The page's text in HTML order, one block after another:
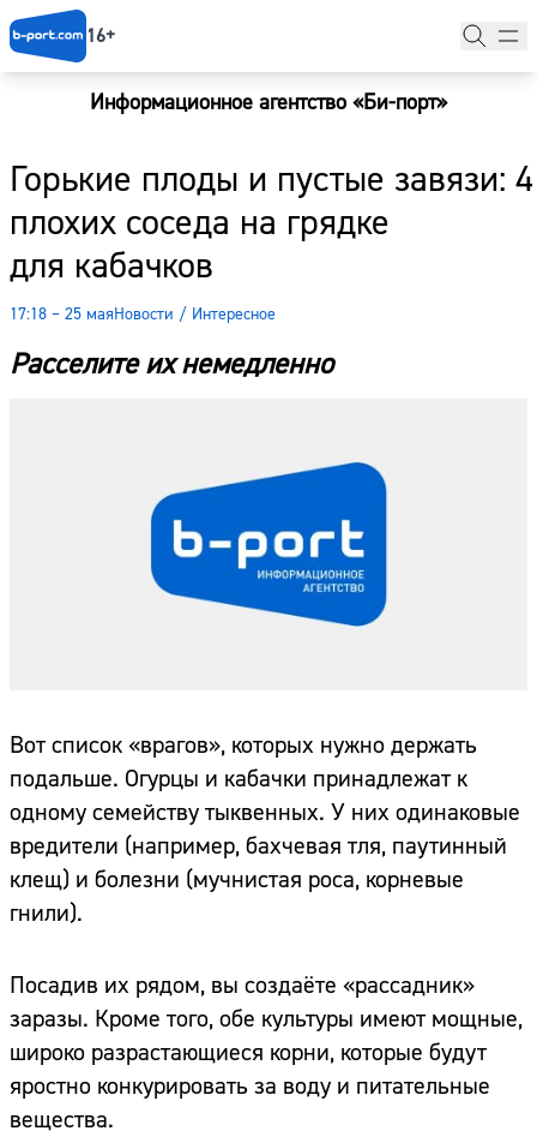
16+
Информационное агентство «Би-порт»
Горькие плоды и пустые завязи: 4
плохих соседа на грядке
для кабачков
17:18 – 25 маяНовости / Интересное
Расселите их немедленно
Вот список «врагов», которых нужно держать
подальше. Огурцы и кабачки принадлежат к
одному семейству тыквенных. У них одинаковые
вредители (например, бахчевая тля, паутинный
клещ) и болезни (мучнистая роса, корневые
гнили).
Посадив их рядом, вы создаёте «рассадник»
заразы. Кроме того, обе культуры имеют мощные,
широко разрастающиеся корни, которые будут
яростно конкурировать за воду и питательные
вещества.
Новости
Наши гости
Фоторепортажи
Погода